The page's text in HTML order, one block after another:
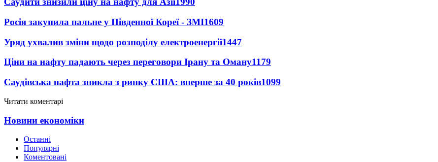
Росія закупила пальне у Південної Кореї - ЗМІ1609
Уряд ухвалив зміни щодо розподілу електроенергії1447
Ціни на нафту падають через переговори Ірану та Оману1179
Саудівська нафта зникла з ринку США: вперше за 40 років1099
Читати коментарі
Новини економіки
Останні
Популярні
Коментовані